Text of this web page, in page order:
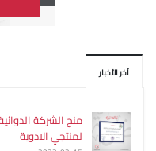
آخر الأخبار
منح الشركة
لمنتجي الادوية